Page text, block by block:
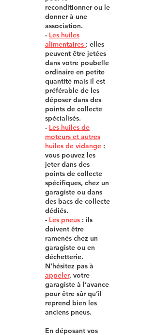
reconditionner ou le
donner à une
association.
- Les huiles
alimentaires : elles
peuvent être jetées
dans votre poubelle
ordinaire en petite
quantité mais il est
préférable de les
déposer dans des
points de collecte
spécialisés.
- Les huiles de
moteurs et autres
huiles de vidange :
vous pouvez les
jeter dans des
points de collecte
spécifiques, chez un
garagiste ou dans
des bacs de collecte
dédiés.
- Les pneus : ils
doivent être
ramenés chez un
garagiste ou en
déchetterie.
N’hésitez pas à
appeler, votre
garagiste à l’avance
pour être sûr qu’il
reprend bien les
anciens pneus.
En déposant vos